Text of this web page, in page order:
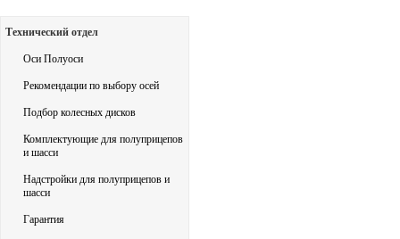
Технический отдел
Оси Полуоси
Рекомендации по выбору осей
Подбор колесных дисков
Комплектующие для полуприцепов
и шасси
Надстройки для полуприцепов и
шасси
Гарантия